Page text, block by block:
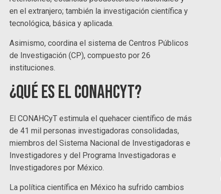
en el extranjero; también la investigación científica y
tecnológica, básica y aplicada.
Asimismo, coordina el sistema de Centros Públicos
de Investigación (CP), compuesto por 26
instituciones.
¿Qué es el ConaHcyt?
El CONAHCyT estimula el quehacer científico de más
de 41 mil personas investigadoras consolidadas,
miembros del Sistema Nacional de Investigadoras e
Investigadores y del Programa Investigadoras e
Investigadores por México.
La política científica en México ha sufrido cambios